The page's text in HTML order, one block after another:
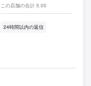
この店舗の合計 5.00
24時間以内の返信